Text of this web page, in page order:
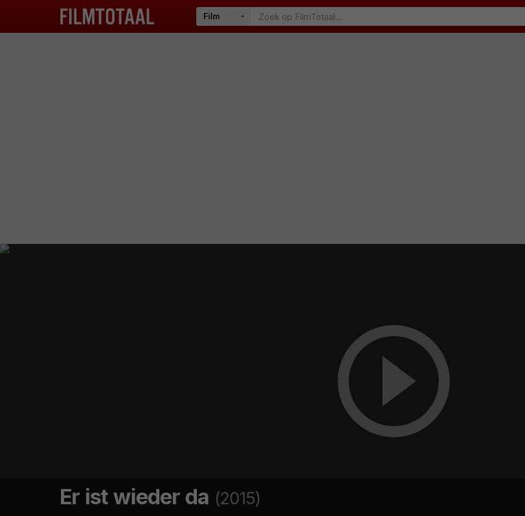
Er ist wieder da (2015)